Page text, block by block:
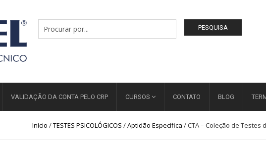
PESQUISA
VALIDAÇÃO DA CONTA PELO CRP CURSOS CONTATO BLOG
Início /TESTES PSICOLÓGICOS /Aptidão Específica /CTA – Coleção de Testes